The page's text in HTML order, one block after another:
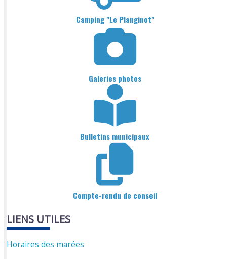
Camping "Le Planginot"
Galeries photos
Bulletins municipaux
Compte-rendu de conseil
LIENS UTILES
Horaires des marées